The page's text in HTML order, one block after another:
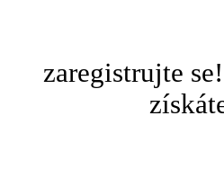
zaregistrujte